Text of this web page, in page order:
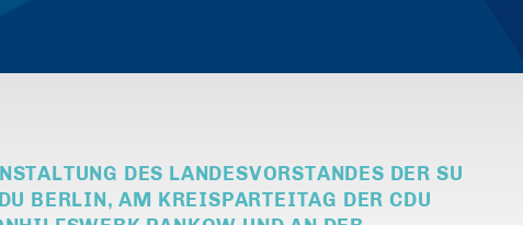
DES LANDESVORSTANDES DER SU
BERLIN, AM KREISPARTEITAG DER CDU